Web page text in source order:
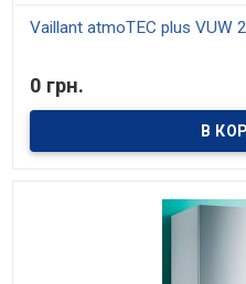
Vaillant atmoTEC plus VUW
Модели мощностью 20, 24, 28
приготовление горячей воды.
мощности от 30% до 100%.
0 грн.